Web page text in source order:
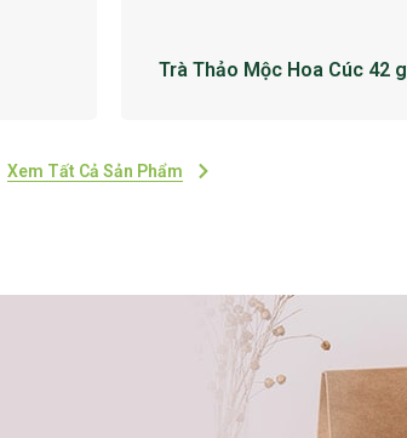
Trà Thảo Mộc Hoa Cúc 42 g
Xem Tất Cả Sản Phẩm